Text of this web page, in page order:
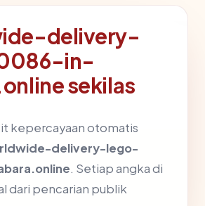
delivery-
in-
sekilas
kepercayaan otomatis
delivery-lego-
. Setiap angka di
dari pencarian publik